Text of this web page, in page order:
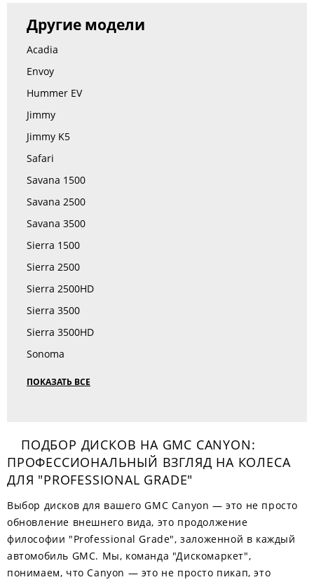
Другие модели
Acadia
Envoy
Hummer EV
Jimmy
Jimmy K5
Safari
Savana 1500
Savana 2500
Savana 3500
Sierra 1500
Sierra 2500
Sierra 2500HD
Sierra 3500
Sierra 3500HD
Sonoma
ПОКАЗАТЬ ВСЕ
ПОДБОР ДИСКОВ НА GMC CANYON:
ПРОФЕССИОНАЛЬНЫЙ ВЗГЛЯД НА КОЛЕСА
ДЛЯ "PROFESSIONAL GRADE"
Выбор дисков для вашего GMC Canyon — это не просто
обновление внешнего вида, это продолжение
философии "Professional Grade", заложенной в каждый
автомобиль GMC. Мы, команда "Дискомаркет",
понимаем, что Canyon — это не просто пикап, это